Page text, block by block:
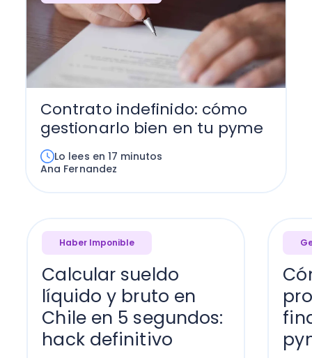
Contrato indefinido: cómo
gestionarlo bien en tu pyme
Lo lees en 17 minutos
Ana Fernandez
Haber Imponible
Calcular sueldo
líquido y bruto en
Chile en 5 segundos:
hack definitivo